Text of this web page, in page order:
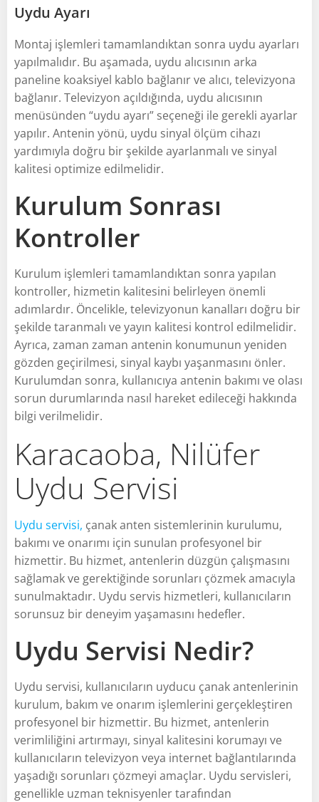
Uydu Ayarı
Montaj işlemleri tamamlandıktan sonra uydu ayarları
yapılmalıdır. Bu aşamada, uydu alıcısının arka
paneline koaksiyel kablo bağlanır ve alıcı, televizyona
bağlanır. Televizyon açıldığında, uydu alıcısının
menüsünden “uydu ayarı” seçeneği ile gerekli ayarlar
yapılır. Antenin yönü, uydu sinyal ölçüm cihazı
yardımıyla doğru bir şekilde ayarlanmalı ve sinyal
kalitesi optimize edilmelidir.
Kurulum Sonrası
Kontroller
Kurulum işlemleri tamamlandıktan sonra yapılan
kontroller, hizmetin kalitesini belirleyen önemli
adımlardır. Öncelikle, televizyonun kanalları doğru bir
şekilde taranmalı ve yayın kalitesi kontrol edilmelidir.
Ayrıca, zaman zaman antenin konumunun yeniden
gözden geçirilmesi, sinyal kaybı yaşanmasını önler.
Kurulumdan sonra, kullanıcıya antenin bakımı ve olası
sorun durumlarında nasıl hareket edileceği hakkında
bilgi verilmelidir.
Karacaoba, Nilüfer
Uydu Servisi
Uydu servisi, çanak anten sistemlerinin kurulumu,
bakımı ve onarımı için sunulan profesyonel bir
hizmettir. Bu hizmet, antenlerin düzgün çalışmasını
sağlamak ve gerektiğinde sorunları çözmek amacıyla
sunulmaktadır. Uydu servis hizmetleri, kullanıcıların
sorunsuz bir deneyim yaşamasını hedefler.
Uydu Servisi Nedir?
Uydu servisi, kullanıcıların uyducu çanak antenlerinin
kurulum, bakım ve onarım işlemlerini gerçekleştiren
profesyonel bir hizmettir. Bu hizmet, antenlerin
verimliliğini artırmayı, sinyal kalitesini korumayı ve
kullanıcıların televizyon veya internet bağlantılarında
yaşadığı sorunları çözmeyi amaçlar. Uydu servisleri,
genellikle uzman teknisyenler tarafından